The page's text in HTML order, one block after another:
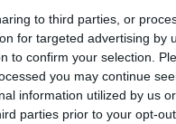
to third parties, or
for targeted advertising by
to confirm your selection.
you may continue
information utilized by us or
parties prior to your opt-